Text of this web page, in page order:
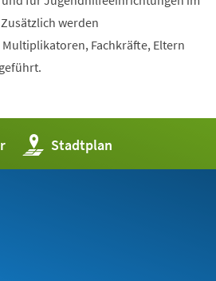
werden
Fachkräfte, Eltern
Stadtplan
(Öffnet
in
einem